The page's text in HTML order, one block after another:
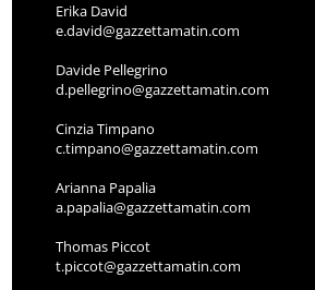
Erika David
e.david@gazzettamatin.com
Davide Pellegrino
d.pellegrino@gazzettamatin.com
Cinzia Timpano
c.timpano@gazzettamatin.com
Arianna Papalia
a.papalia@gazzettamatin.com
Thomas Piccot
t.piccot@gazzettamatin.com